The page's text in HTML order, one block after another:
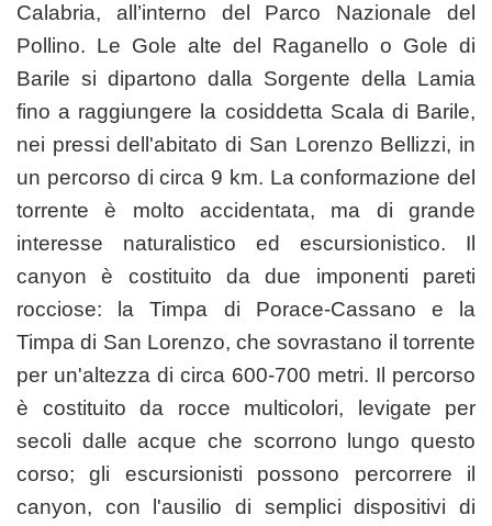
Calabria, all’interno del Parco Nazionale del
Pollino. Le Gole alte del Raganello o Gole di
Barile si dipartono dalla Sorgente della Lamia
fino a raggiungere la cosiddetta Scala di Barile,
nei pressi dell'abitato di San Lorenzo Bellizzi, in
un percorso di circa 9 km. La conformazione del
torrente è molto accidentata, ma di grande
interesse naturalistico ed escursionistico. Il
canyon è costituito da due imponenti pareti
rocciose: la Timpa di Porace-Cassano e la
Timpa di San Lorenzo, che sovrastano il torrente
per un'altezza di circa 600-700 metri. Il percorso
è costituito da rocce multicolori, levigate per
secoli dalle acque che scorrono lungo questo
corso; gli escursionisti possono percorrere il
canyon, con l'ausilio di semplici dispositivi di